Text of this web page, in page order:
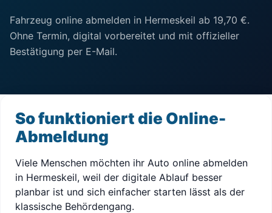
Fahrzeug online abmelden in Hermeskeil ab 19,70 €.
Ohne Termin, digital vorbereitet und mit offizieller
Bestätigung per E-Mail.
So funktioniert die Online-
Abmeldung
Viele Menschen möchten ihr Auto online abmelden
in Hermeskeil, weil der digitale Ablauf besser
planbar ist und sich einfacher starten lässt als der
klassische Behördengang.